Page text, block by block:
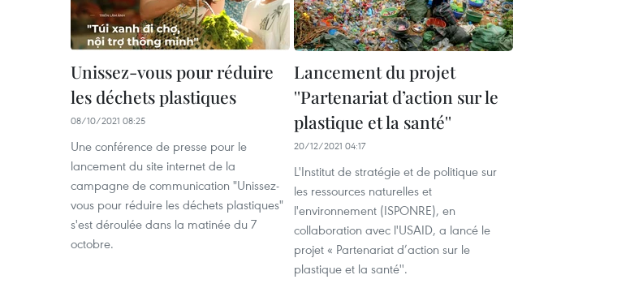
Unissez-vous pour réduire
les déchets plastiques
08/10/2021 08:25
Une conférence de presse pour le
lancement du site internet de la
campagne de communication "Unissez-
vous pour réduire les déchets plastiques"
s'est déroulée dans la matinée du 7
octobre.
Lancement du projet
''Partenariat d’action sur le
plastique et la santé''
20/12/2021 04:17
L'Institut de stratégie et de politique sur
les ressources naturelles et
l'environnement (ISPONRE), en
collaboration avec l'USAID, a lancé le
projet « Partenariat d’action sur le
plastique et la santé''.